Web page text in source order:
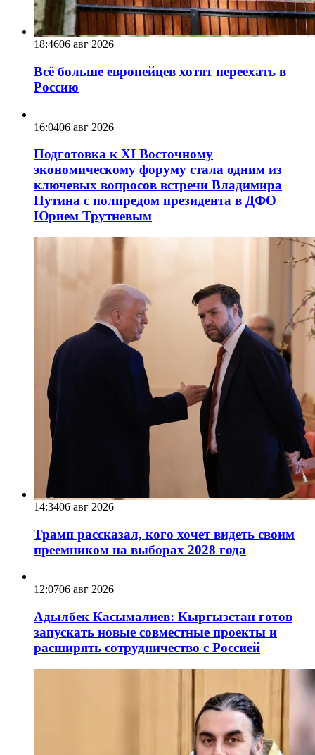
18:4606 авг 2026
Всё больше европейцев хотят переехать в
Россию
16:0406 авг 2026
Подготовка к XI Восточному
экономическому форуму стала одним из
ключевых вопросов встречи Владимира
Путина с полпредом президента в ДФО
Юрием Трутневым
14:3406 авг 2026
Трамп рассказал, кого хочет видеть своим
преемником на выборах 2028 года
12:0706 авг 2026
Адылбек Касымалиев: Кыргызстан готов
запускать новые совместные проекты и
расширять сотрудничество с Россией